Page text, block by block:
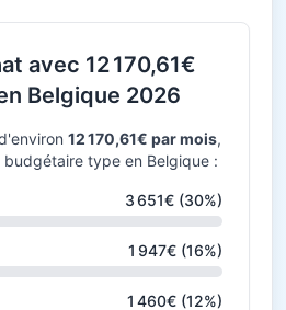
avec 12 170,61€
Belgique 2026
12 170,61€ par mois,
type en Belgique :
3 651€ (30%)
1 947€ (16%)
1 460€ (12%)